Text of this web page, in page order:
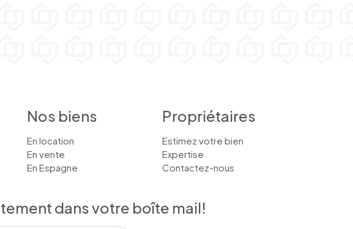
Nos biens
En location
En vente
En Espagne
Propriétaires
Estimez votre bien
Expertise
Contactez-nous
dans votre boîte mail!